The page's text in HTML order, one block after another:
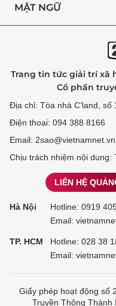
MẬT NGỮ
Trang tin tức giải trí xã
Cổ phần
Địa chỉ: Tòa nhà C’land,
Điện thoại: 094 388 8166
Email: 2sao@vietnamnet.vn
Chịu trách nhiệm nội dung:
LIÊN HỆ
Hà Nội Hotline: 0919
Email:
TP. HCM Hotline: 028 38
Email:
Giấy phép hoạt động số
Truyền Thông Thành